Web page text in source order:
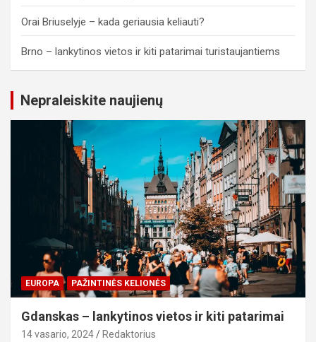
Orai Briuselyje – kada geriausia keliauti?
Brno – lankytinos vietos ir kiti patarimai turistaujantiems
Nepraleiskite naujienų
EUROPA PAŽINTINĖS KELIONĖS
Gdanskas – lankytinos vietos ir kiti patarimai
14 vasario, 2024 Redaktorius